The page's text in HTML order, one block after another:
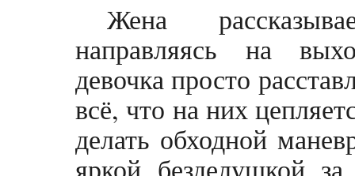
Жена
направляясь на
девочка просто
всё, что на них
делать обходной